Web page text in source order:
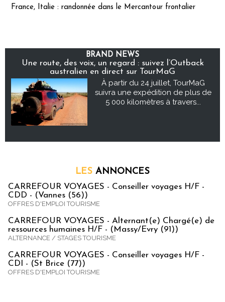
France, Italie : randonnée dans le Mercantour frontalier
BRAND NEWS
Une route, des voix, un regard : suivez l’Outback
australien en direct sur TourMaG
À partir du 24 juillet, TourMaG
suivra une expédition de plus de
5 000 kilomètres à travers...
LES ANNONCES
CARREFOUR VOYAGES - Conseiller voyages H/F -
CDD - (Vannes (56))
OFFRES D'EMPLOI TOURISME
CARREFOUR VOYAGES - Alternant(e) Chargé(e) de
ressources humaines H/F - (Massy/Evry (91))
ALTERNANCE / STAGES TOURISME
CARREFOUR VOYAGES - Conseiller voyages H/F -
CDI - (St Brice (77))
OFFRES D'EMPLOI TOURISME